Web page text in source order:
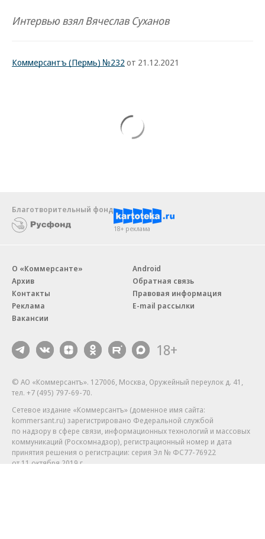
Интервью взял Вячеслав Суханов
Коммерсантъ (Пермь) №232 от 21.12.2021
Благотворительный фонд
18+ реклама
О «Коммерсанте»
Архив
Контакты
Реклама
Вакансии
Android
Обратная связь
Правовая информация
E-mail рассылки
18+
© АО «Коммерсантъ». 127006, Москва, Оружейный переулок д. 41,
тел. +7 (495) 797-69-70.
Сетевое издание «Коммерсантъ» (доменное имя сайта:
kommersant.ru) зарегистрировано Федеральной службой
по надзору в сфере связи, информационных технологий и массовых
коммуникаций (Роскомнадзор), регистрационный номер и дата
принятия решения о регистрации: серия Эл № ФС77-76922
от 11 октября 2019 г.